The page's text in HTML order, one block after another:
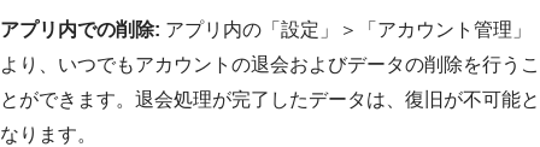
アプリ内での削除: アプリ内の「設定」＞「アカウント管理」
より、いつでもアカウントの退会およびデータの削除を行うこ
とができます。退会処理が完了したデータは、復旧が不可能と
なります。